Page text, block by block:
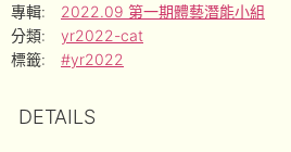
專輯:
2022.09 第一期體藝潛能小組
分類:
yr2022-cat
標籤:
#yr2022
DETAILS